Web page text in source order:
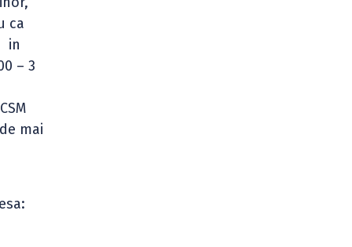
ca
in
– 3
mai